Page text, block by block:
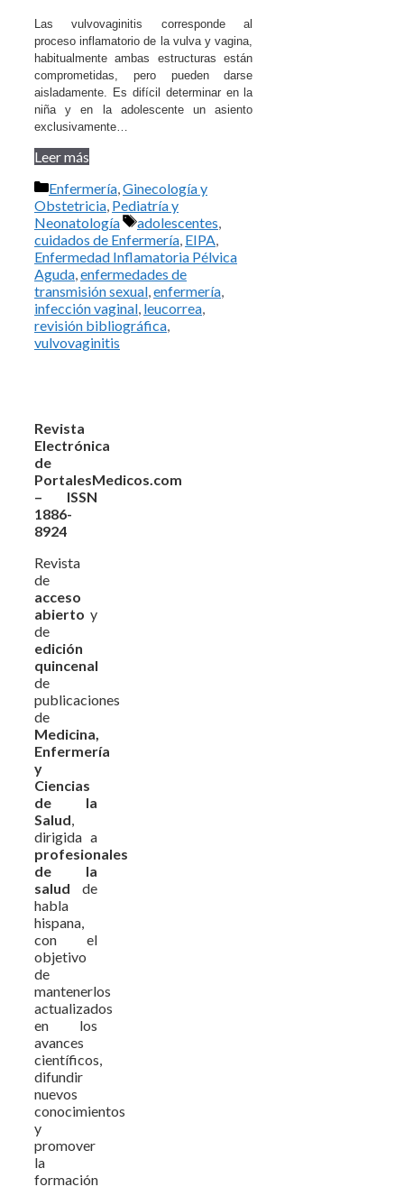
Las vulvovaginitis corresponde al
proceso inflamatorio de la vulva y vagina,
habitualmente ambas estructuras están
comprometidas, pero pueden darse
aisladamente. Es difícil determinar en la
niña y en la adolescente un asiento
exclusivamente…
Leer más
Categorías
Enfermería Ginecología y
Obstetricia Pediatría y
Neonatología
Etiquetas
adolescentes
cuidados de Enfermería EIPA
Enfermedad Inflamatoria Pélvica
Aguda enfermedades de
transmisión sexual enfermería
infección vaginal leucorrea
revisión bibliográfica
vulvovaginitis
Revista
Electrónica
de
PortalesMedicos.com
– ISSN
1886-
8924
Revista
de
acceso
abierto y
de
edición
quincenal
de
publicaciones
de
Medicina,
Enfermería
y
Ciencias
de la
Salud
dirigida a
profesionales
de la
salud de
habla
hispana,
con el
objetivo
de
mantenerlos
actualizados
en los
avances
científicos,
difundir
nuevos
conocimientos
y
promover
la
formación